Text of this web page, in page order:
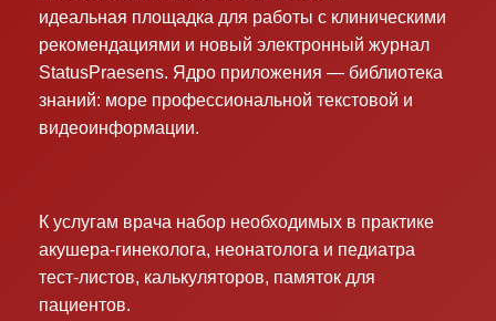
идеальная площадка для работы с клиническими
рекомендациями и новый электронный журнал
StatusPraesens. Ядро приложения — библиотека
знаний: море профессиональной текстовой и
видеоинформации.
К услугам врача набор необходимых в практике
акушера-гинеколога, неонатолога и педиатра
тест-листов, калькуляторов, памяток для
пациентов.